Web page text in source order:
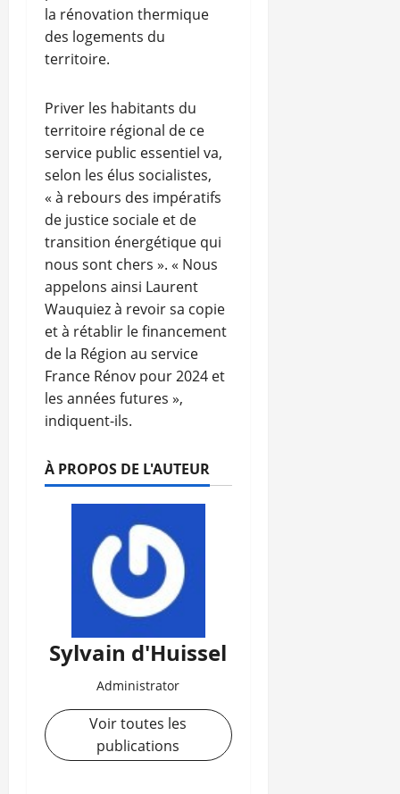
la rénovation thermique
des logements du
territoire.
Priver les habitants du
territoire régional de ce
service public essentiel va,
selon les élus socialistes,
« à rebours des impératifs
de justice sociale et de
transition énergétique qui
nous sont chers ». « Nous
appelons ainsi Laurent
Wauquiez à revoir sa copie
et à rétablir le financement
de la Région au service
France Rénov pour 2024 et
les années futures »,
indiquent-ils.
À PROPOS DE L'AUTEUR
Sylvain d'Huissel
Administrator
Voir toutes les
publications